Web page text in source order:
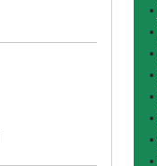
•
•
•
•
•
•
•
•